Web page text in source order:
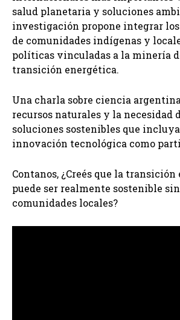
salud planetaria y soluciones
investigación propone integrar
de comunidades indígenas y
políticas vinculadas a la minería
transición energética.
Una charla sobre ciencia
recursos naturales y la necesidad
soluciones sostenibles que
innovación tecnológica como
Contanos, ¿Creés que la
puede ser realmente sostenible
comunidades locales?